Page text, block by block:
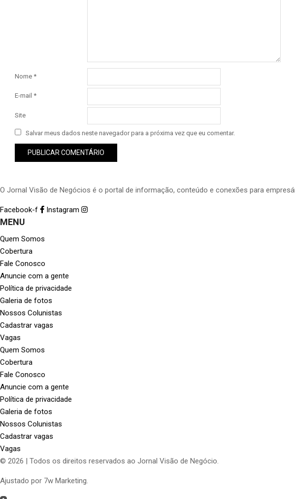
Nome *
E-mail *
Site
Salvar meus dados neste navegador para a próxima vez que eu comentar.
O Jornal Visão de Negócios é o portal de informação, conteúdo e conexões para
Facebook-f Instagram
MENU
Quem Somos
Cobertura
Fale Conosco
Anuncie com a gente
Política de privacidade
Galeria de fotos
Nossos Colunistas
Cadastrar vagas
Vagas
Quem Somos
Cobertura
Fale Conosco
Anuncie com a gente
Política de privacidade
Galeria de fotos
Nossos Colunistas
Cadastrar vagas
Vagas
© 2026 | Todos os direitos reservados ao Jornal Visão de Negócio.
Ajustado por 7w Marketing.